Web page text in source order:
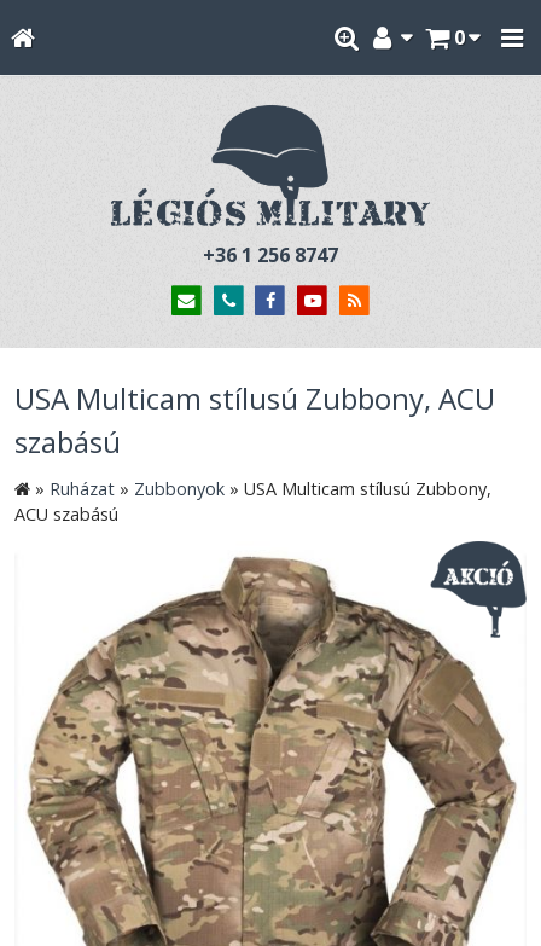
0
+36 1 256 8747
USA Multicam stílusú Zubbony, ACU
szabású
» Ruházat » Zubbonyok » USA Multicam stílusú Zubbony,
ACU szabású